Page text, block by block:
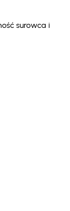
surowca i